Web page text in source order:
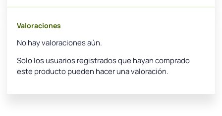
Valoraciones
No hay valoraciones aún.
Solo los usuarios registrados que hayan comprado
este producto pueden hacer una valoración.